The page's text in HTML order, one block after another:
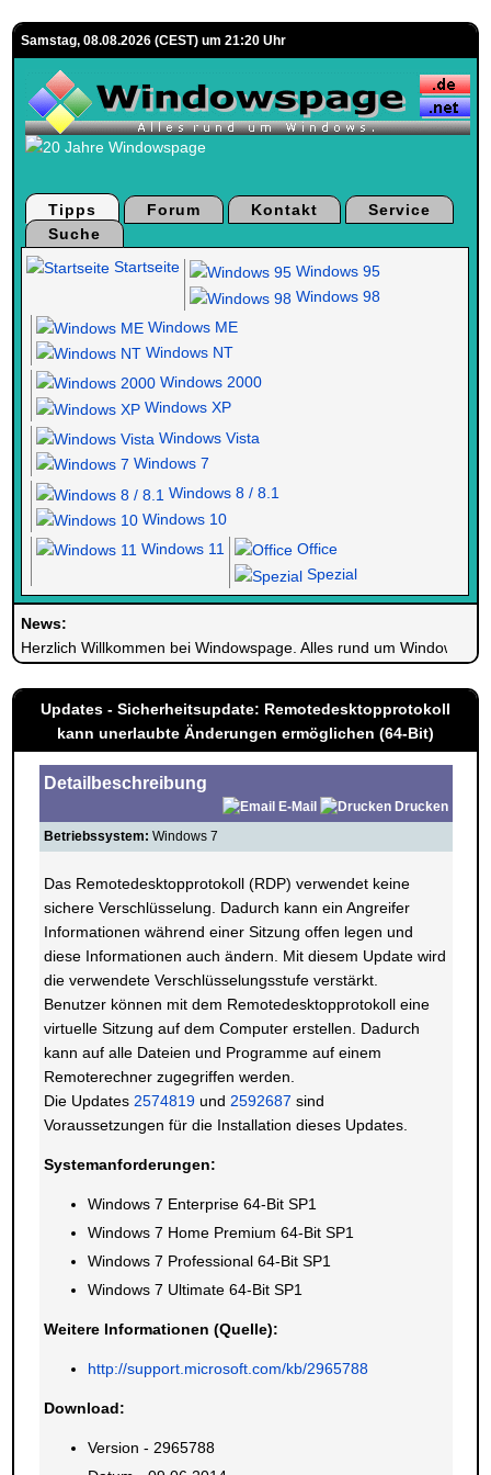
Samstag, 08.08.2026 (CEST) um 21:20 Uhr
Tipps Forum Kontakt
Service
Suche
Startseite
Windows 95
Windows 98
Windows ME
Windows NT
Windows 2000
Windows XP
Windows Vista
Windows 7
Windows 8 / 8.1
Windows 10
Windows 11
Office
Spezial
News:
Herzlich Willkommen bei Windowspage. Alles rund um Windows.
Updates - Sicherheitsupdate: Remotedesktopprotokoll
kann unerlaubte Änderungen ermöglichen (64-Bit)
Detailbeschreibung
E-Mail
Drucken
Betriebssystem: Windows 7
Das Remotedesktopprotokoll (RDP) verwendet keine
sichere Verschlüsselung. Dadurch kann ein Angreifer
Informationen während einer Sitzung offen legen und
diese Informationen auch ändern. Mit diesem Update wird
die verwendete Verschlüsselungsstufe verstärkt.
Benutzer können mit dem Remotedesktopprotokoll eine
virtuelle Sitzung auf dem Computer erstellen. Dadurch
kann auf alle Dateien und Programme auf einem
Remoterechner zugegriffen werden.
Die Updates 2574819und 2592687 sind
Voraussetzungen für die Installation dieses Updates.
Systemanforderungen:
Windows 7 Enterprise 64-Bit SP1
Windows 7 Home Premium 64-Bit SP1
Windows 7 Professional 64-Bit SP1
Windows 7 Ultimate 64-Bit SP1
Weitere Informationen (Quelle):
http://support.microsoft.com/kb/2965788
Download:
Version - 2965788